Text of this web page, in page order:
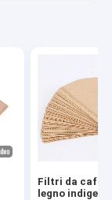
Filtri da caffè
legno indigeni